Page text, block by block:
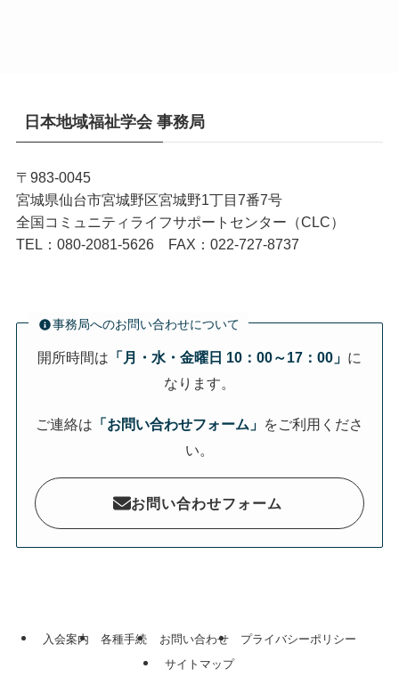
日本地域福祉学会 事務局
〒983-0045
宮城県仙台市宮城野区宮城野1丁目7番7号
全国コミュニティライフサポートセンター（CLC）
TEL：080-2081-5626 FAX：022-727-8737
事務局へのお問い合わせについて
開所時間は 「月・水・金曜日 10：00～17：00」 に
なります。
ご連絡は 「お問い合わせフォーム」 をご利用くださ
い。
お問い合わせフォーム
入会案内 各種手続 お問い合わせ
プライバシーポリシー
サイトマップ